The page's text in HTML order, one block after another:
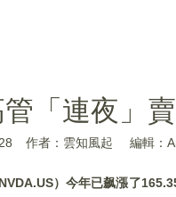
「連夜」
作者：雲知風起 編輯：
NVDA.US）今年已飙漲了